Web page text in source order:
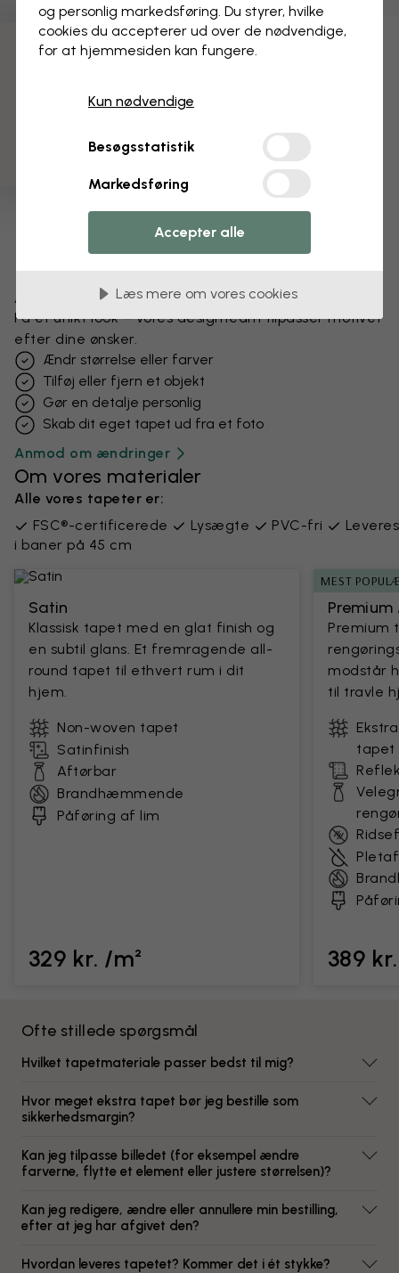
Ændr dit tapet
Få et unikt look – vores designteam tilpasser motivet
efter dine ønsker.
Ændr størrelse eller farver
Tilføj eller fjern et objekt
Gør en detalje personlig
Skab dit eget tapet ud fra et foto
Anmod om ændringer
Om vores materialer
Alle vores tapeter er:
FSC®-certificerede
Lysægte PVC-fri
Leveres
i baner på 45 cm
Satin
Klassisk tapet med en glat finish og
en subtil glans. Et fremragende all-
round tapet til ethvert rum i dit
hjem.
Non-woven tapet
Satinfinish
Aftørbar
Brandhæmmende
Påføring af lim
329 kr. /m²
MEST
Premium
modstår
til travle
tapet
389
Ofte stillede spørgsmål
Hvilket tapetmateriale passer bedst til mig?
Hvor meget ekstra tapet bør jeg bestille som
sikkerhedsmargin?
Kan jeg tilpasse billedet (for eksempel ændre
farverne, flytte et element eller justere størrelsen)?
Kan jeg redigere, ændre eller annullere min bestilling,
efter at jeg har afgivet den?
Hvordan leveres tapetet? Kommer det i ét stykke?
og personlig markedsføring. Du styrer, hvilke
cookies du accepterer ud over de nødvendige,
for at hjemmesiden kan fungere.
Kun nødvendige
Besøgsstatistik
Markedsføring
Accepter alle
Læs mere om vores cookies